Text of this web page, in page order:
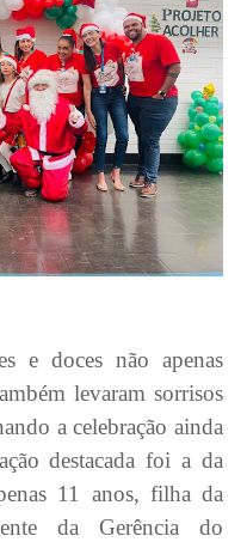
e doces não apenas
levaram sorrisos
a celebração ainda
destacada foi a da
11 anos, filha da
da Gerência do